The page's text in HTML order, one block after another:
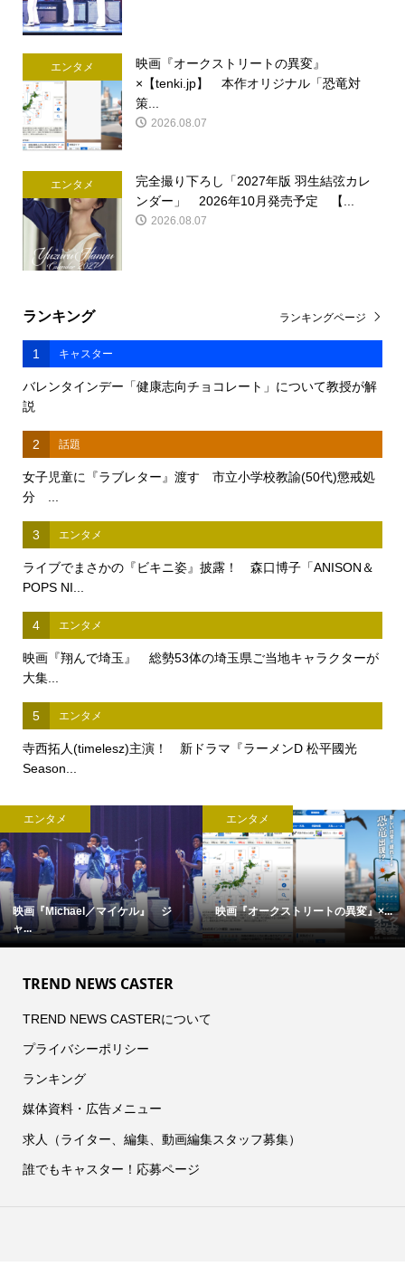
エンタメ
映画『オークストリートの異変』
×【tenki.jp】 本作オリジナル「恐竜対
策...
2026.08.07
エンタメ
完全撮り下ろし「2027年版 羽生結弦カレ
ンダー」 2026年10月発売予定 【...
2026.08.07
ランキング
1 キャスター
バレンタインデー「健康志向チョコレート」について教授が解
説
2 話題
女子児童に『ラブレター』渡す 市立小学校教諭(50代)懲戒処
分 ...
3 エンタメ
ライブでまさかの『ビキニ姿』披露！ 森口博子「ANISON＆
POPS NI...
4 エンタメ
映画『翔んで埼玉』 総勢53体の埼玉県ご当地キャラクターが
大集...
5 エンタメ
寺西拓人(timelesz)主演！ 新ドラマ『ラーメンD 松平國光
Season...
ランキングページ
エンタメ
映画『Michael／マイケル』 ジ
ャ...
エンタメ
映画『オークストリートの異変』×...
TREND NEWS CASTER
TREND NEWS CASTERについて
プライバシーポリシー
ランキング
媒体資料・広告メニュー
求人（ライター、編集、動画編集スタッフ募集）
誰でもキャスター！応募ページ